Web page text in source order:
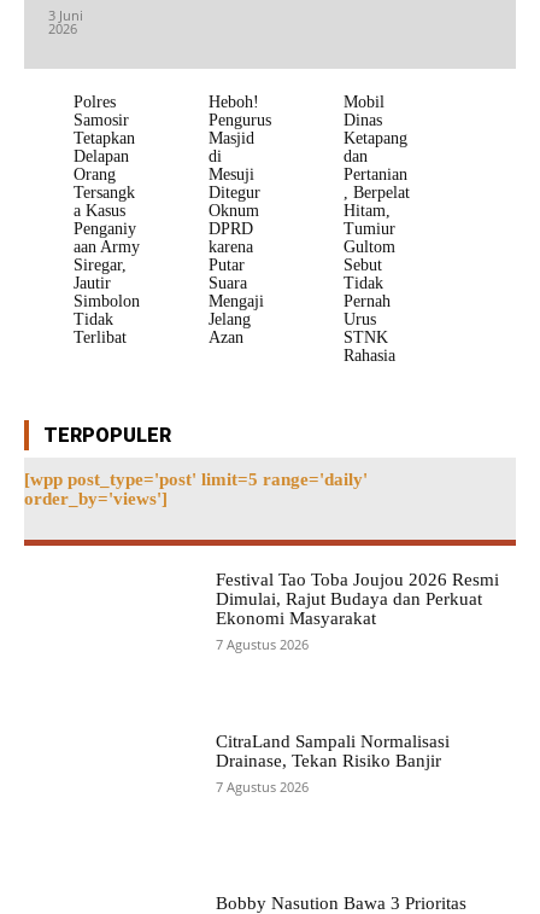
3 Juni
2026
Polres
Samosir
Tetapkan
Delapan
Orang
Tersangk
a Kasus
Penganiy
aan Army
Siregar,
Jautir
Simbolon
Tidak
Terlibat
Heboh!
Pengurus
Masjid
di
Mesuji
Ditegur
Oknum
DPRD
karena
Putar
Suara
Mengaji
Jelang
Azan
Mobil
Dinas
Ketapang
dan
Pertanian
, Berpelat
Hitam,
Tumiur
Gultom
Sebut
Tidak
Pernah
Urus
STNK
Rahasia
TERPOPULER
[wpp post_type='post' limit=5 range='daily'
order_by='views']
Festival Tao Toba Joujou 2026 Resmi
Dimulai, Rajut Budaya dan Perkuat
Ekonomi Masyarakat
7 Agustus 2026
CitraLand Sampali Normalisasi
Drainase, Tekan Risiko Banjir
7 Agustus 2026
Bobby Nasution Bawa 3 Prioritas